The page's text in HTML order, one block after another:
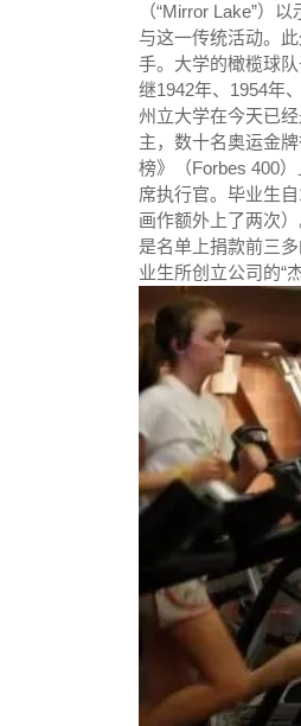
（“Mirror Lake”）
与这一传统活动。
手。大学的橄榄球
继1942年、1954年
州立大学在今天已
主，数十名奥运金
榜》（Forbes 400
席执行官。毕业生
画作额外上了两次
是名单上捐款前三
业生所创立公司的“杰